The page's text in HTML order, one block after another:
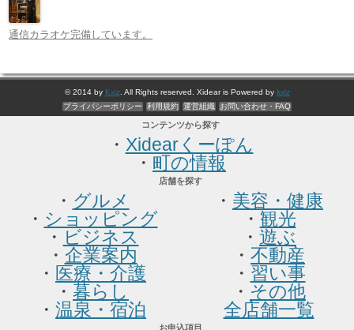
通信カラオケ完備しています。
© 2014 by Kxiz. All Rights reserved. Xidear is Powered by kxiz
プライバシーポリシー
利用規約 運営組織 お問い合わせ・FAQ
コンテンツから探す
・ Xidearくーぽん
・ 町の情報
店舗を探す
・ グルメ
・ ショッピング
・ ビジネス
・ 企業案内
・ 医療・介護
・ 暮らし
・ 温泉・宿泊
・ 美容・健康
・ 観光
・ 遊ぶ
・ 不動産
・ 習い事
・ その他
全店舗一覧
お申込項目